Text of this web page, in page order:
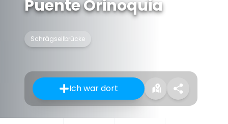
Puente Orinoquia
Schrägseilbrücke
Ich war dort